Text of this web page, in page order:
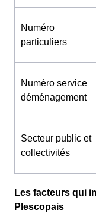
Numéro
particuliers
Numéro service
déménagement
Secteur public et
collectivités
Les facteurs qui
Plescopais